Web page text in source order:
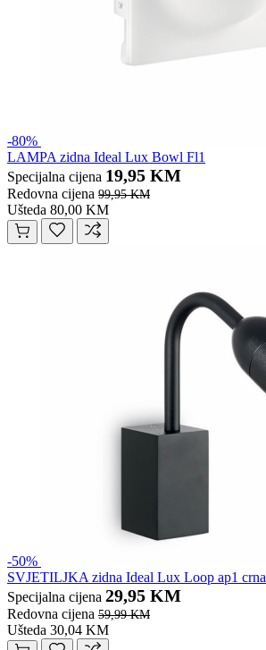
-80%
LAMPA zidna Ideal Lux Bowl Fl1
Specijalna cijena 19,95 KM
Redovna cijena 99,95 KM
Ušteda 80,00 KM
-50%
SVJETILJKA zidna Ideal Lux Loop ap1 crna
Specijalna cijena 29,95 KM
Redovna cijena 59,99 KM
Ušteda 30,04 KM